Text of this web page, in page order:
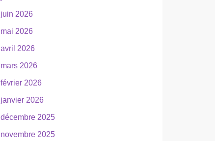
juin 2026
mai 2026
avril 2026
mars 2026
février 2026
janvier 2026
décembre 2025
novembre 2025